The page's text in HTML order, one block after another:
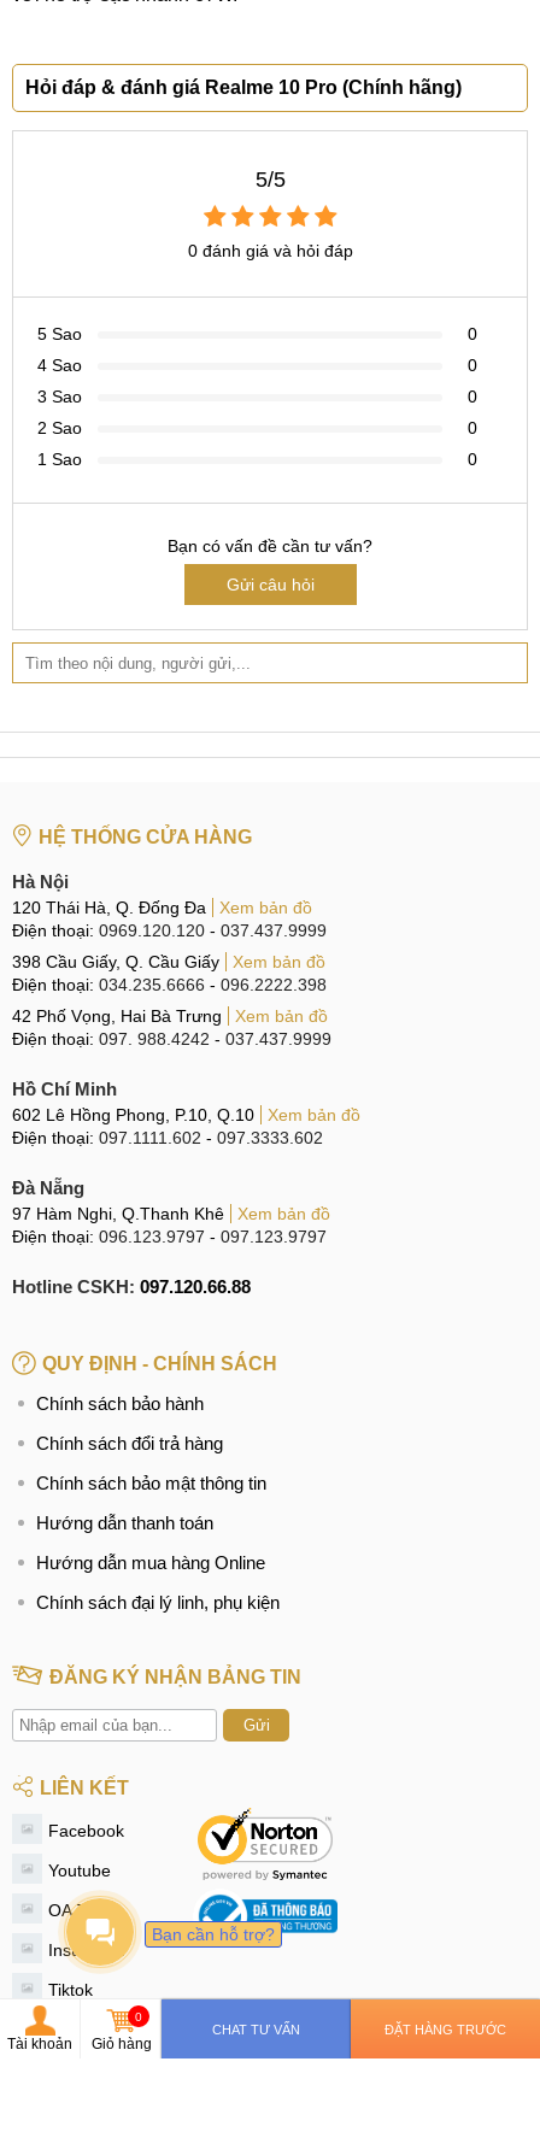
Hỏi đáp & đánh giá Realme 10 Pro (Chính hãng)
5/5
0 đánh giá và hỏi đáp
5 Sao
0
4 Sao
0
3 Sao
0
2 Sao
0
1 Sao
0
Bạn có vấn đề cần tư vấn?
Gửi câu hỏi
HỆ THỐNG CỬA HÀNG
Hà Nội
120 Thái Hà, Q. Đống Đa
Xem bản đồ
Điện thoại: 0969.120.120
037.437.9999
398 Cầu Giấy, Q. Cầu Giấy
Xem bản đồ
Điện thoại: 034.235.6666
096.2222.398
42 Phố Vọng, Hai Bà Trưng
Xem bản đồ
Điện thoại: 097. 988.4242 037.437.9999
Hồ Chí Minh
602 Lê Hồng Phong, P.10, Q.10
Xem bản đồ
Điện thoại: 097.1111.602 097.3333.602
Đà Nẵng
97 Hàm Nghi, Q.Thanh Khê
Xem bản đồ
Điện thoại: 096.123.9797 097.123.9797
Hotline CSKH: 097.120.66.88
QUY ĐỊNH - CHÍNH SÁCH
Chính sách bảo hành
Chính sách đổi trả hàng
Chính sách bảo mật thông tin
Hướng dẫn thanh toán
Hướng dẫn mua hàng Online
Chính sách đại lý linh, phụ kiện
ĐĂNG KÝ NHẬN BẢNG TIN
Gửi
LIÊN KẾT
Facebook
Youtube
OA Zalo
Instagram
Tiktok
Twitter
Tài khoản
0
Giỏ hàng
CHAT TƯ VẤN ĐẶT HÀNG TRƯỚC
Bạn cần hỗ trợ?